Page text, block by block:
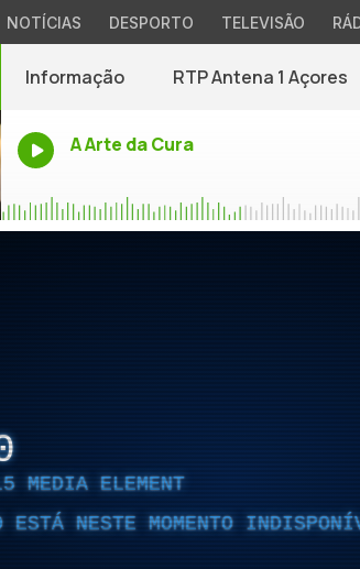
NOTÍCIAS DESPORTO TELEVISÃO
Informação RTP Antena 1 Açores
A Arte da Cura
MEDIA ELEMENT
ESTÁ NESTE MOMENTO